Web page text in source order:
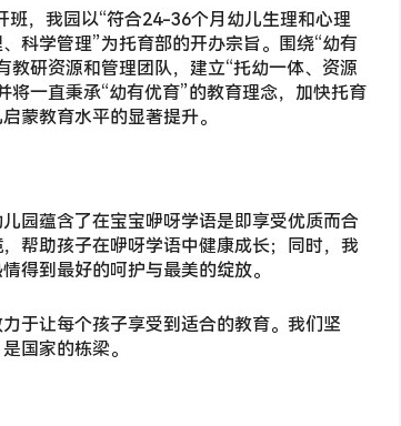
，我园以“符合24-36个月幼儿生理和心理
科学管理”为托育部的开办宗旨。围绕“幼有
研资源和管理团队，建立“托幼一体、资源
一直秉承“幼有优育”的教育理念，加快托育
蒙教育水平的显著提升。
园蕴含了在宝宝咿呀学语是即享受优质而合
帮助孩子在咿呀学语中健康成长；同时，我
得到最好的呵护与最美的绽放。
于让每个孩子享受到适合的教育。我们坚
国家的栋梁。